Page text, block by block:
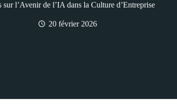
sur l’Avenir de l’IA dans la Culture d’Entreprise
20 février 2026